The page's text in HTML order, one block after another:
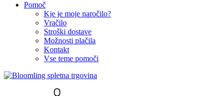
Pomoč
Kje je moje naročilo?
Vračilo
Stroški dostave
Možnosti plačila
Kontakt
Vse teme pomoči